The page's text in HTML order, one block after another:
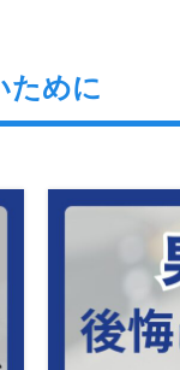
ために